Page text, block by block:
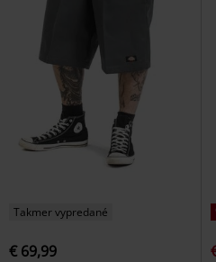
Takmer vypredané
€ 69,99